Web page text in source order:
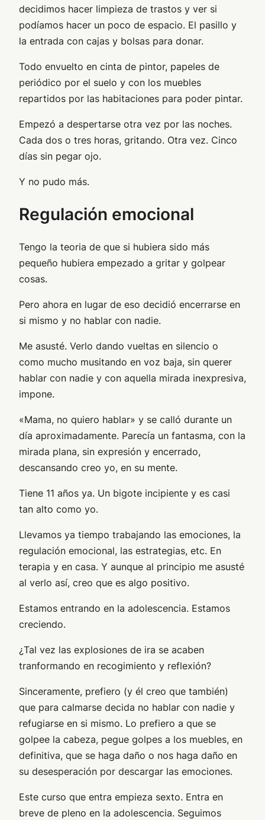
decidimos hacer limpieza de trastos y ver si
podíamos hacer un poco de espacio. El pasillo y
la entrada con cajas y bolsas para donar.
Todo envuelto en cinta de pintor, papeles de
periódico por el suelo y con los muebles
repartidos por las habitaciones para poder pintar.
Empezó a despertarse otra vez por las noches.
Cada dos o tres horas, gritando. Otra vez. Cinco
días sin pegar ojo.
Y no pudo más.
Regulación emocional
Tengo la teoria de que si hubiera sido más
pequeño hubiera empezado a gritar y golpear
cosas.
Pero ahora en lugar de eso decidió encerrarse en
si mismo y no hablar con nadie.
Me asusté. Verlo dando vueltas en silencio o
como mucho musitando en voz baja, sin querer
hablar con nadie y con aquella mirada inexpresiva,
impone.
«Mama, no quiero hablar» y se calló durante un
día aproximadamente. Parecía un fantasma, con la
mirada plana, sin expresión y encerrado,
descansando creo yo, en su mente.
Tiene 11 años ya. Un bigote incipiente y es casi
tan alto como yo.
Llevamos ya tiempo trabajando las emociones, la
regulación emocional, las estrategias, etc. En
terapia y en casa. Y aunque al principio me asusté
al verlo así, creo que es algo positivo.
Estamos entrando en la adolescencia. Estamos
creciendo.
¿Tal vez las explosiones de ira se acaben
tranformando en recogimiento y reflexión?
Sinceramente, prefiero (y él creo que también)
que para calmarse decida no hablar con nadie y
refugiarse en si mismo. Lo prefiero a que se
golpee la cabeza, pegue golpes a los muebles, en
definitiva, que se haga daño o nos haga daño en
su desesperación por descargar las emociones.
Este curso que entra empieza sexto. Entra en
breve de pleno en la adolescencia. Seguimos